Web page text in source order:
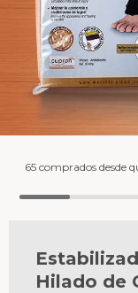
65 comprados desde
Hilado de